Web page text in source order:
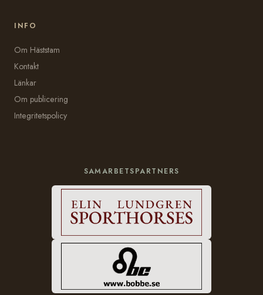
INFO
Om Häststam
Kontakt
Länkar
Om publicering
Integritetspolicy
SAMARBETSPARTNERS